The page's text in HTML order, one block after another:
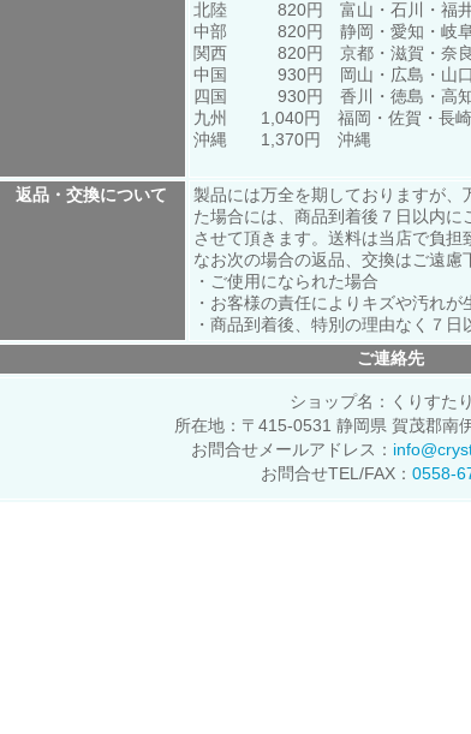
北陸 820円 富山・石川・福
中部 820円 静岡・愛知・岐阜
関西 820円 京都・滋賀・奈良
中国 930円 岡山・広島・山口
四国 930円 香川・徳島・高知
九州 1,040円 福岡・佐賀・長崎
沖縄 1,370円 沖縄
返品・交換について
製品には万全を期しておりますが
た場合には、商品到着後７日以内
させて頂きます。送料は当店で負担
なお次の場合の返品、交換はご遠慮
・ご使用になられた場合
・お客様の責任によりキズや汚れが
・商品到着後、特別の理由なく７日
ご連絡先
ショップ名：くりすた
所在地：〒415-0531 静岡県 賀茂郡南
お問合せメールアドレス：
お問合せTEL/FAX： 0558-